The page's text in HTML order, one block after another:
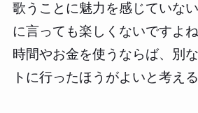
歌うことに魅力を感じていな
に言っても楽しくないですよ
時間やお金を使うならば、別
トに行ったほうがよいと考え